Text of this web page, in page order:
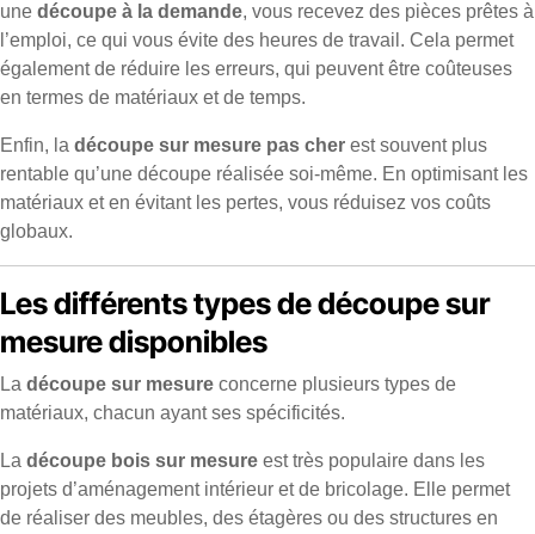
une découpe à la demande, vous recevez des pièces prêtes à
l’emploi, ce qui vous évite des heures de travail. Cela permet
également de réduire les erreurs, qui peuvent être coûteuses
en termes de matériaux et de temps.
Enfin, la découpe sur mesure pas cher est souvent plus
rentable qu’une découpe réalisée soi-même. En optimisant les
matériaux et en évitant les pertes, vous réduisez vos coûts
globaux.
Les différents types de découpe sur
mesure disponibles
La découpe sur mesure concerne plusieurs types de
matériaux, chacun ayant ses spécificités.
La découpe bois sur mesure est très populaire dans les
projets d’aménagement intérieur et de bricolage. Elle permet
de réaliser des meubles, des étagères ou des structures en